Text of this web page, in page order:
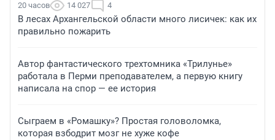
20 часов 14 027 4
В лесах Архангельской области много лисичек: как их
правильно пожарить
Автор фантастического трехтомника «Трилунье»
работала в Перми преподавателем, а первую книгу
написала на спор — ее история
Сыграем в «Ромашку»? Простая головоломка,
которая взбодрит мозг не хуже кофе